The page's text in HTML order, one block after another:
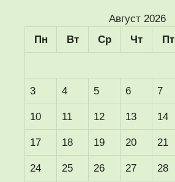
Август 2026
Пн
Вт Ср Чт Пт
3 4 5 6 7
10 11 12 13 14
17 18 19 20 21
24 25 26 27 28